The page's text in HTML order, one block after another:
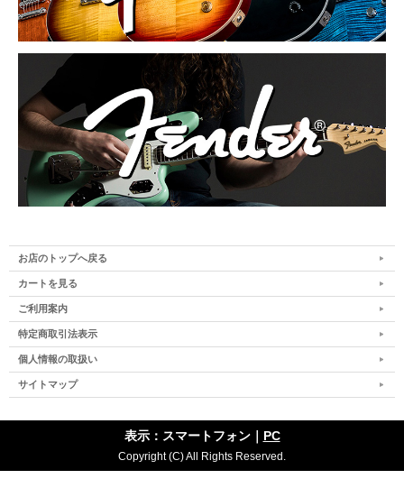
お店のトップへ戻る
カートを見る
ご利用案内
特定商取引法表示
個人情報の取扱い
サイトマップ
表示：スマートフォン｜ PC
Copyright (C) All Rights Reserved.